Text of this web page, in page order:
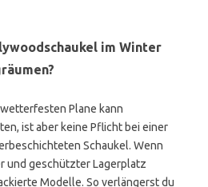
im Winter
Plane kann
ist aber keine Pflicht bei einer
Schaukel. Wenn
und geschützter Lagerplatz
Modelle. So verlängerst du